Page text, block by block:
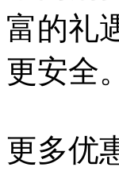
富的礼
更安全。
更多优